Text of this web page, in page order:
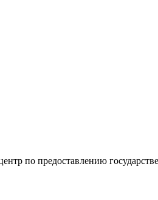
по предоставлению